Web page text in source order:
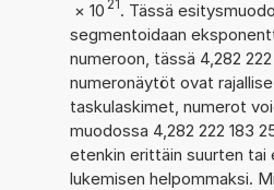
× 10 21. Tässä
segmentoidaan
numeroon, tässä 4,282
numeronäytöt ovat
taskulaskimet, numerot
muodossa 4,282 222 183
etenkin erittäin suurten tai
lukemisen helpommaksi.